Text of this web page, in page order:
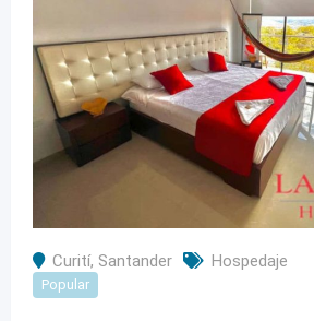
Curití, Santander Hospedaje
Popular